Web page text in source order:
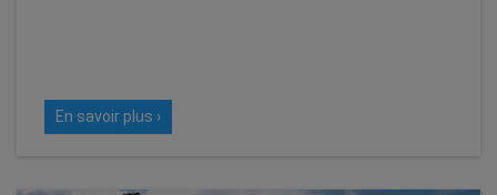
En savoir plus ›